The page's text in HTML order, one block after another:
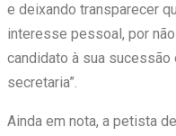
e deixando transparecer
interesse pessoal, por
candidato à sua sucessão
secretaria”.
Ainda em nota, a petista